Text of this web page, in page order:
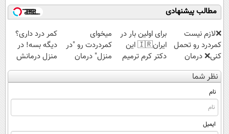
مطالب پیشنهادی
❌لازم نیست
کمردرد رو تحمل
کنی❌ درمان
بدون جراحی و
قرص
(پرسشنامه)
برای اولین بار در
ایران🇮🇷 این
دکتر کرم ترمیم
کننده 23 روزه
ساخت!
میخوای
کمردردت رو "در
منزل" درمان
کنی؟ (◂فیلم +
◂پرسش‌نامه)
کمر درد داری؟
دیگه بسه! در
منزل درمانش
کن
(◀پرسش‌نامه)
نظر شما
نام
ایمیل